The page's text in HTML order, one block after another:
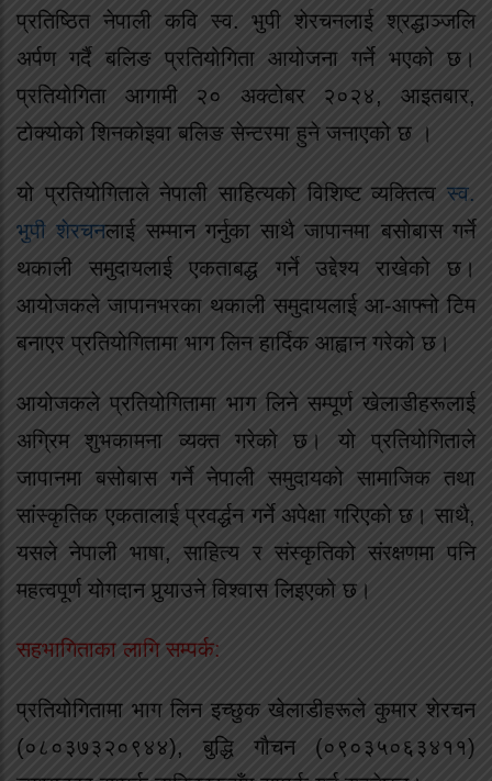
प्रतिष्ठित नेपाली कवि स्व. भुपी शेरचनलाई श्रद्धाञ्जलि
अर्पण गर्दै बलिङ प्रतियोगिता आयोजना गर्ने भएको छ।
प्रतियोगिता आगामी २० अक्टोबर २०२४, आइतबार,
टोक्योको शिनकोइवा बलिङ सेन्टरमा हुने जनाएको छ ।
यो प्रतियोगिताले नेपाली साहित्यको विशिष्ट व्यक्तित्व स्व.
भुपी शेरचनलाई सम्मान गर्नुका साथै जापानमा बसोबास गर्ने
थकाली समुदायलाई एकताबद्ध गर्ने उद्देश्य राखेको छ।
आयोजकले जापानभरका थकाली समुदायलाई आ-आफ्नो टिम
बनाएर प्रतियोगितामा भाग लिन हार्दिक आह्वान गरेको छ।
आयोजकले प्रतियोगितामा भाग लिने सम्पूर्ण खेलाडीहरूलाई
अग्रिम शुभकामना व्यक्त गरेको छ। यो प्रतियोगिताले
जापानमा बसोबास गर्ने नेपाली समुदायको सामाजिक तथा
सांस्कृतिक एकतालाई प्रवर्द्धन गर्ने अपेक्षा गरिएको छ। साथै,
यसले नेपाली भाषा, साहित्य र संस्कृतिको संरक्षणमा पनि
महत्वपूर्ण योगदान पुर्‍याउने विश्वास लिइएको छ।
सहभागिताका लागि सम्पर्क:
प्रतियोगितामा भाग लिन इच्छुक खेलाडीहरूले कुमार शेरचन
(०८०३७३२०९४४), बुद्धि गौचन (०९०३५०६३४११)